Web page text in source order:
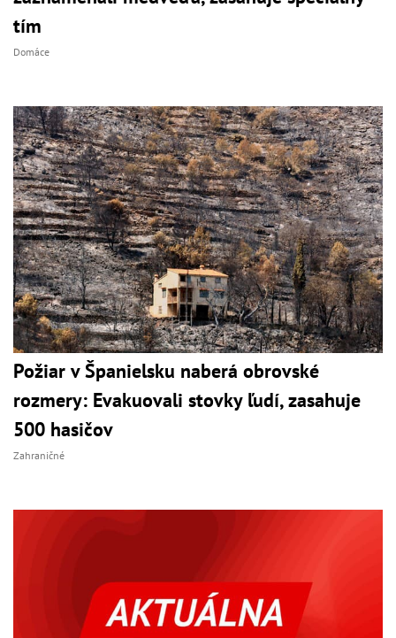
tím
Domáce
Požiar v Španielsku naberá obrovské
rozmery: Evakuovali stovky ľudí, zasahuje
500 hasičov
Zahraničné